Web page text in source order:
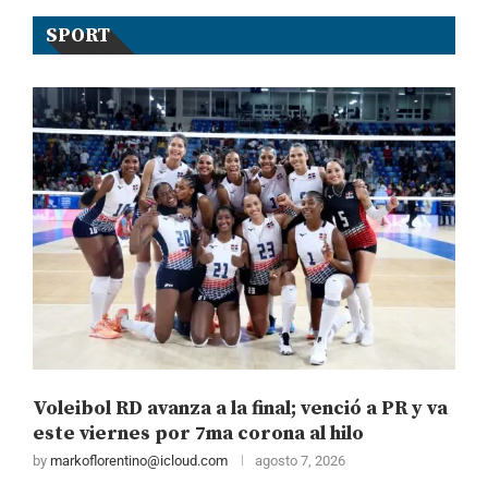
SPORT
Voleibol RD avanza a la final; venció a PR y va
este viernes por 7ma corona al hilo
by markoflorentino@icloud.com agosto 7, 2026